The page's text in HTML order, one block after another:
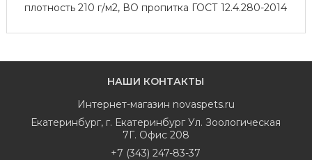
плотность 210 г/м2, ВО пропитка ГОСТ 12.4.280-2014
НАШИ КОНТАКТЫ
Интернет-магазин novaspets.ru
Екатеринбург, г. Екатеринбург Ул. Зоологическая
7Г. Офис 208
+7 (343) 247-83-37